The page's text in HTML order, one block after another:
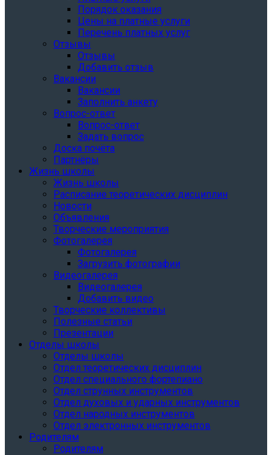
Порядок оказания
Цены на платные услуги
Перечень платных услуг
Отзывы
Отзывы
Добавить отзыв
Вакансии
Вакансии
Заполнить анкету
Вопрос-ответ
Вопрос-ответ
Задать вопрос
Доска почёта
Партнёры
Жизнь школы
Жизнь школы
Расписание теоретических дисциплин
Новости
Объявления
Творческие мероприятия
Фотогалерея
Фотогалерея
Загрузить фотографии
Видеогалерея
Видеогалерея
Добавить видео
Творческие коллективы
Полезные статьи
Презентации
Отделы школы
Отделы школы
Отдел теоретических дисциплин
Отдел специального фортепиано
Отдел струнных инструментов
Отдел духовых и ударных инструментов
Отдел народных инструментов
Отдел электронных инструментов
Родителям
Родителям